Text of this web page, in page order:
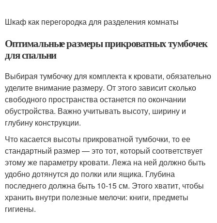
Шкаф как перегородка для разделения комнаты
Оптимальные размеры прикроватных тумбочек
для спальни
Выбирая тумбочку для комплекта к кровати, обязательно
уделите внимание размеру. От этого зависит сколько
свободного пространства останется по окончании
обустройства. Важно учитывать высоту, ширину и
глубину конструкции.
Что касается высоты прикроватной тумбочки, то ее
стандартный размер — это тот, который соответствует
этому же параметру кровати. Лежа на ней должно быть
удобно дотянутся до полки или ящика. Глубина
последнего должна быть 10-15 см. Этого хватит, чтобы
хранить внутри полезные мелочи: книги, предметы
гигиены.